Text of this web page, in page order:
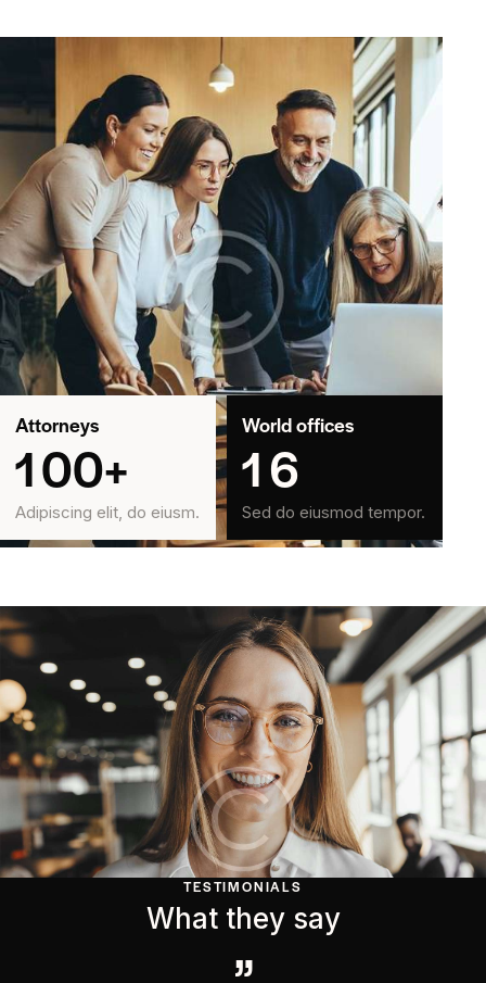
Attorneys
100+
Adipiscing elit, do eiusm.
World offices
16
Sed do eiusmod tempor.
TESTIMONIALS
What they say